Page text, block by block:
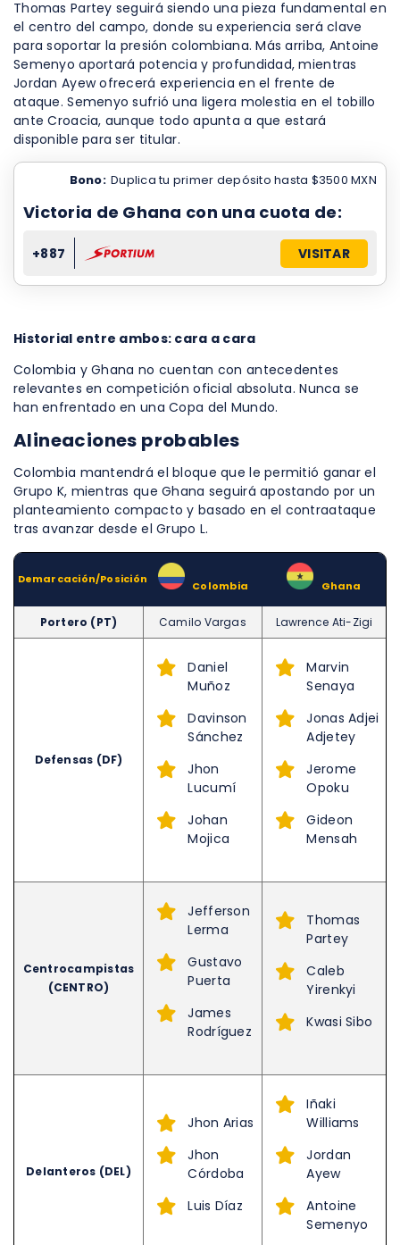
Thomas Partey seguirá siendo una pieza fundamental en
el centro del campo, donde su experiencia será clave
para soportar la presión colombiana. Más arriba, Antoine
Semenyo aportará potencia y profundidad, mientras
Jordan Ayew ofrecerá experiencia en el frente de
ataque. Semenyo sufrió una ligera molestia en el tobillo
ante Croacia, aunque todo apunta a que estará
disponible para ser titular.
Bono: Duplica tu primer depósito hasta $3500 MXN
Victoria de Ghana con una cuota de:
+887 VISITAR
Historial entre ambos: cara a cara
Colombia y Ghana no cuentan con antecedentes
relevantes en competición oficial absoluta. Nunca se
han enfrentado en una Copa del Mundo.
Alineaciones probables
Colombia mantendrá el bloque que le permitió ganar el
Grupo K, mientras que Ghana seguirá apostando por un
planteamiento compacto y basado en el contraataque
tras avanzar desde el Grupo L.
Demarcación/Posición Colombia Ghana
Portero (PT) Camilo Vargas Lawrence Ati-Zigi
Defensas (DF)
Daniel
Muñoz
Davinson
Sánchez
Jhon
Lucumí
Johan
Mojica
Marvin
Senaya
Jonas Adjei
Adjetey
Jerome
Opoku
Gideon
Mensah
Centrocampistas
(CENTRO)
Jefferson
Lerma
Gustavo
Puerta
James
Rodríguez
Thomas
Partey
Caleb
Yirenkyi
Kwasi Sibo
Delanteros (DEL)
Jhon Arias
Jhon
Córdoba
Luis Díaz
Iñaki
Williams
Jordan
Ayew
Antoine
Semenyo